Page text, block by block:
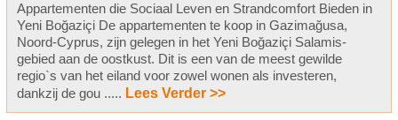
Appartementen die Sociaal Leven en Strandcomfort Bieden in
Yeni Boğaziçi De appartementen te koop in Gazimağusa,
Noord-Cyprus, zijn gelegen in het Yeni Boğaziçi Salamis-
gebied aan de oostkust. Dit is een van de meest gewilde
regio`s van het eiland voor zowel wonen als investeren,
dankzij de gou ..... Lees Verder >>